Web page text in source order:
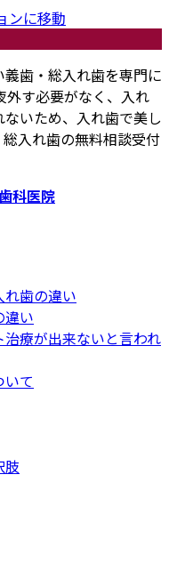
ンに移動
歯・総入れ歯を専門に
外す必要がなく、入れ
いため、入れ歯で美し
入れ歯の無料相談受付
歯の違い
違い
療が出来ないと言われ
て
肢